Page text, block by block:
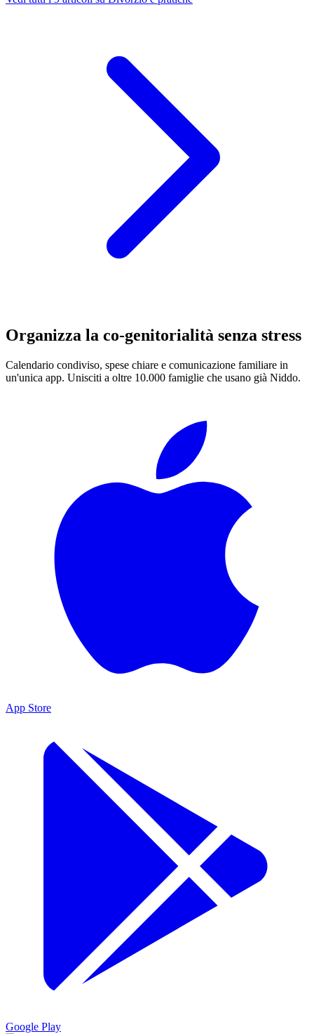
Organizza la co-genitorialità senza stress
Calendario condiviso, spese chiare e comunicazione familiare in
un'unica app. Unisciti a oltre 10.000 famiglie che usano già Niddo.
App Store
Google Play